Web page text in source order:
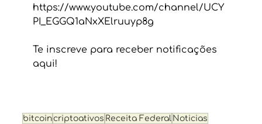
https://www.youtube.com/channel/UCY
PI_EGGQ1aNxXElruuyp8g
Te inscreve para receber notificações
aqui!
bitcoin criptoativos Receita Federal Noticias